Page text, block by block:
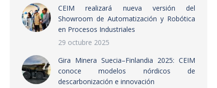
CEIM realizará nueva versión del
Showroom de Automatización y Robótica
en Procesos Industriales
29 octubre 2025
Gira Minera Suecia–Finlandia 2025: CEIM
conoce modelos nórdicos de
descarbonización e innovación